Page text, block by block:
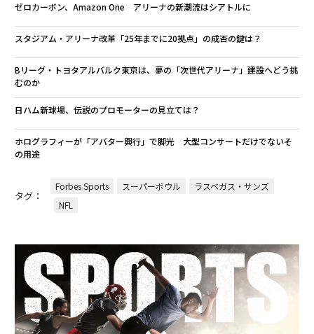
ゼロカーボン、Amazon One アリーナの新潮流はシアトルに
スタジアム・アリーナ改革「25年までに20拠点」の成否の鍵は？
Bリーグ・トヨタアルバルク東京は、夢の「次世代アリーナ」建設へどう挑
むのか
日ハム新球場、伝説のプロモーターの見立ては？
ホログラフィーが「アバター興行」で脚光 大型コンサートだけでないそ
の用途
タグ：
Forbes Sports スーパーボウル
ラスベガス・サンズ
NFL